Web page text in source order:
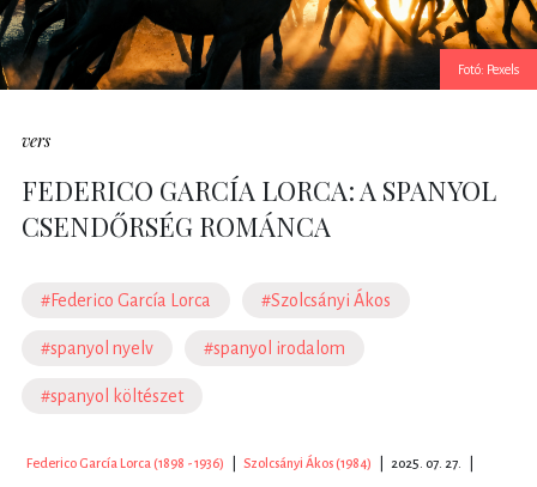
Fotó: Pexels
vers
FEDERICO GARCÍA LORCA: A SPANYOL
CSENDŐRSÉG ROMÁNCA
#Federico García Lorca #Szolcsányi Ákos
#spanyol nyelv #spanyol irodalom
#spanyol költészet
Federico García Lorca (1898 - 1936) Szolcsányi Ákos (1984) 2025. 07. 27.